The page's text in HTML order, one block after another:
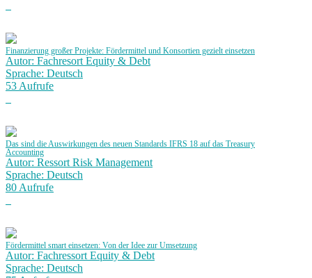
Finanzierung großer Projekte: Fördermittel und Konsortien gezielt einsetzen
Autor: Fachresort Equity & Debt
Sprache: Deutsch
53 Aufrufe
Das sind die Auswirkungen des neuen Standards IFRS 18 auf das Treasury
Accounting
Autor: Ressort Risk Management
Sprache: Deutsch
80 Aufrufe
Fördermittel smart einsetzen: Von der Idee zur Umsetzung
Autor: Fachressort Equity & Debt
Sprache: Deutsch